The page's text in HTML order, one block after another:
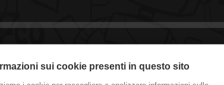
sui cookie presenti in questo sito